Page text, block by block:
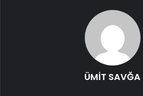
ÜMİT SAVĞA